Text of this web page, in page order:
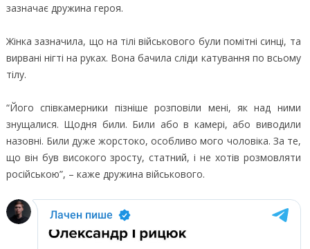
зазначає дружина героя.
Жінка зазначила, що на тілі військового були помітні синці, та
вирвані нігті на руках. Вона бачила сліди катування по всьому
тілу.
“Його співкамерники пізніше розповіли мені, як над ними
знущалися. Щодня били. Били або в камері, або виводили
назовні. Били дуже жорстоко, особливо мого чоловіка. За те,
що він був високого зросту, статний, і не хотів розмовляти
російською”, – каже дружина військового.